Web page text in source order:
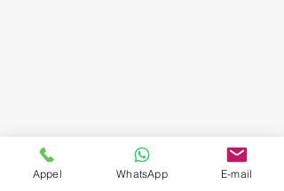
Appel WhatsApp E-mail